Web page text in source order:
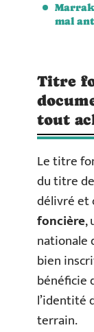
mal
Titre
tout
Le titre
du titre
délivré et
foncière,
nationale
bien
bénéficie
l’identité
terrain.